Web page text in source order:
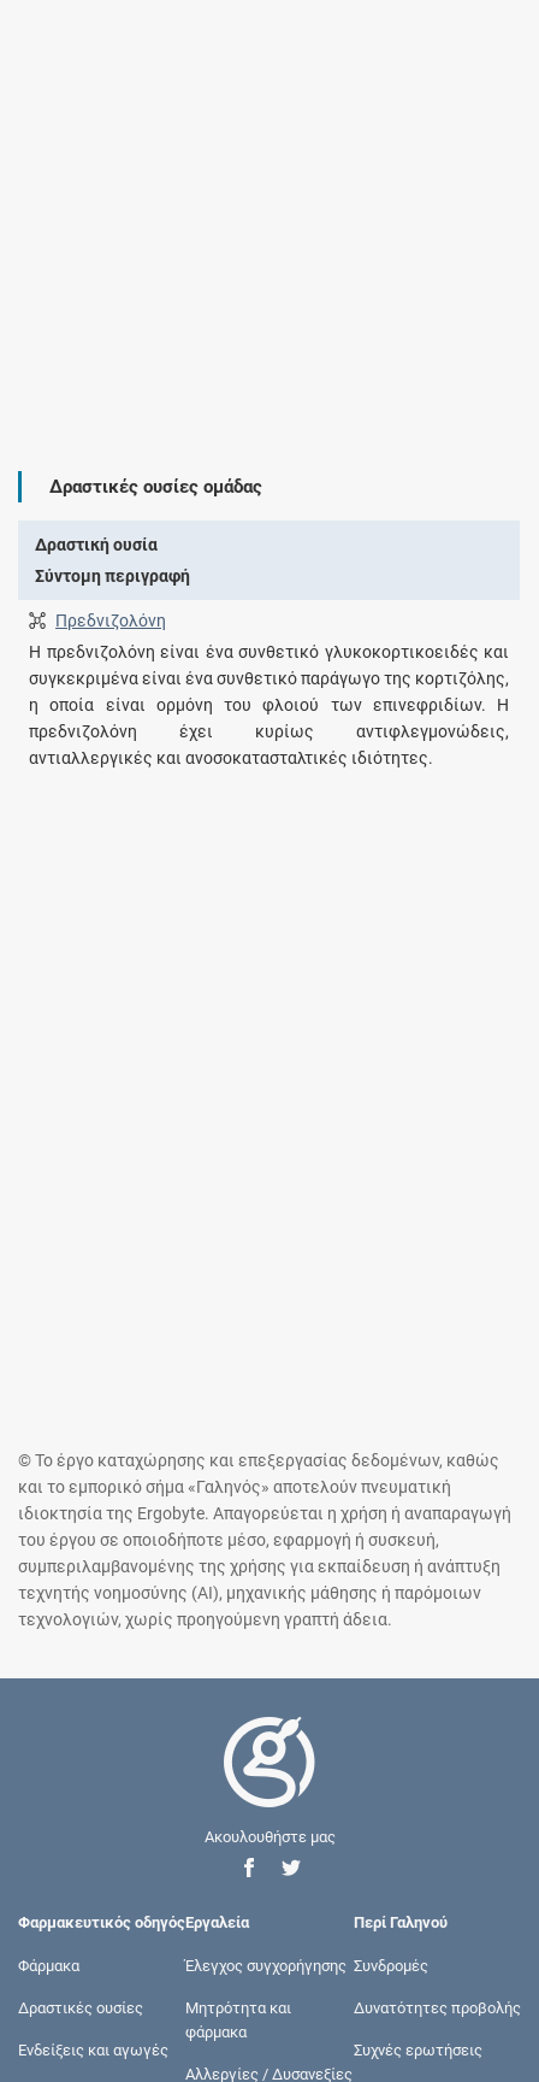
Δραστικές ουσίες ομάδας
Δραστική ουσία
Σύντομη περιγραφή
Πρεδνιζολόνη
Η πρεδνιζολόνη είναι ένα συνθετικό γλυκοκορτικοειδές και
συγκεκριμένα είναι ένα συνθετικό παράγωγο της κορτιζόλης,
η οποία είναι ορμόνη του φλοιού των επινεφριδίων. Η
πρεδνιζολόνη έχει κυρίως αντιφλεγμονώδεις,
αντιαλλεργικές και ανοσοκατασταλτικές ιδιότητες.
© Το έργο καταχώρησης και επεξεργασίας δεδομένων, καθώς
και το εμπορικό σήμα «Γαληνός» αποτελούν πνευματική
ιδιοκτησία της Ergobyte. Απαγορεύεται η χρήση ή αναπαραγωγή
του έργου σε οποιοδήποτε μέσο, εφαρμογή ή συσκευή,
συμπεριλαμβανομένης της χρήσης για εκπαίδευση ή ανάπτυξη
τεχνητής νοημοσύνης (AI), μηχανικής μάθησης ή παρόμοιων
τεχνολογιών, χωρίς προηγούμενη γραπτή άδεια.
Ακουλουθήστε μας
Φαρμακευτικός οδηγός
Φάρμακα
Δραστικές ουσίες
Ενδείξεις και αγωγές
Εργαλεία
Έλεγχος συγχορήγησης
Μητρότητα και
φάρμακα
Αλλεργίες / Δυσανεξίες
Περί Γαληνού
Συνδρομές
Δυνατότητες προβολής
Συχνές ερωτήσεις